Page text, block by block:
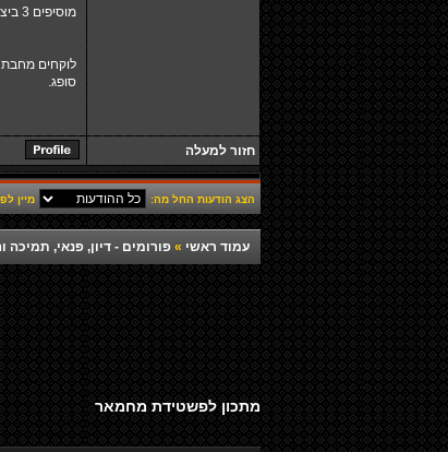
מוסיפים 3 ביצים ופירורי לחם ומערבבים היטב.
לוקחים מחבת
סופג.
חזור למעלה
הצג הודעות החל מה: מיין
עמוד ראשי » פורומים - דיון, פנאי,
מתכון לפשטידת מחמאר